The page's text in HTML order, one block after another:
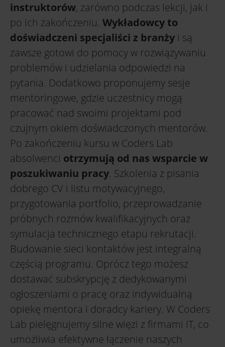
instruktorów, zarówno podczas lekcji, jak i
po ich zakończeniu. Wykładowcy to
doświadczeni specjaliści z branży i są
zawsze gotowi do pomocy w rozwiązywaniu
problemów i udzielania odpowiedzi na
pytania. Dodatkowo proponujemy sesje
mentoringowe, gdzie uczestnicy mogą
pracować nad swoimi projektami pod
czujnym okiem doświadczonych mentorów.
Po zakończeniu kursu w Coders Lab
absolwenci otrzymują od nas wsparcie w
poszukiwaniu pracy. Szkolenia z pisania
dobrego CV i listu motywacyjnego,
przygotowania portfolio, przeprowadzanie
próbnych rozmów kwalifikacyjnych oraz
symulacja technicznego etapu rekrutacji.
Budowanie sieci kontaktów jest integralną
częścią programu. Oprócz tego możesz
dostawać subskrypcję z dedykowanymi
ogłoszeniami o pracę oraz indywidualną
opiekę mentora i doradcy kariery. W Coders
Lab pielęgnujemy silne więzi z firmami IT, co
umożliwia efektywne łączenie naszych